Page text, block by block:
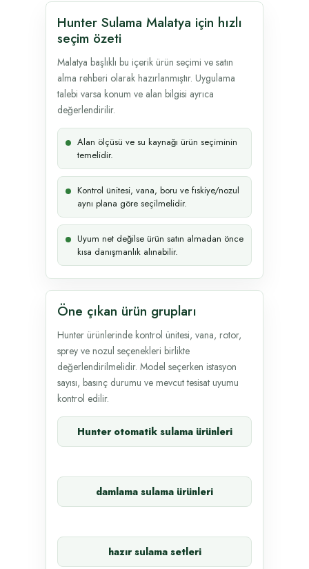
Hunter Sulama Malatya için hızlı
seçim özeti
Malatya başlıklı bu içerik ürün seçimi ve satın
alma rehberi olarak hazırlanmıştır. Uygulama
talebi varsa konum ve alan bilgisi ayrıca
değerlendirilir.
Alan ölçüsü ve su kaynağı ürün seçiminin
temelidir.
Kontrol ünitesi, vana, boru ve fıskiye/nozul
aynı plana göre seçilmelidir.
Uyum net değilse ürün satın almadan önce
kısa danışmanlık alınabilir.
Öne çıkan ürün grupları
Hunter ürünlerinde kontrol ünitesi, vana, rotor,
sprey ve nozul seçenekleri birlikte
değerlendirilmelidir. Model seçerken istasyon
sayısı, basınç durumu ve mevcut tesisat uyumu
kontrol edilir.
Hunter otomatik sulama ürünleri
damlama sulama ürünleri
hazır sulama setleri